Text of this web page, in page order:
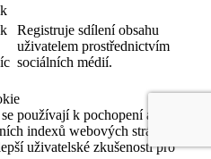
Registruje sdílení obsahu
uživatelem prostřednictvím
sociálních médií.
používají k pochopení a
indexů webových stránek,
uživatelské zkušenosti pro